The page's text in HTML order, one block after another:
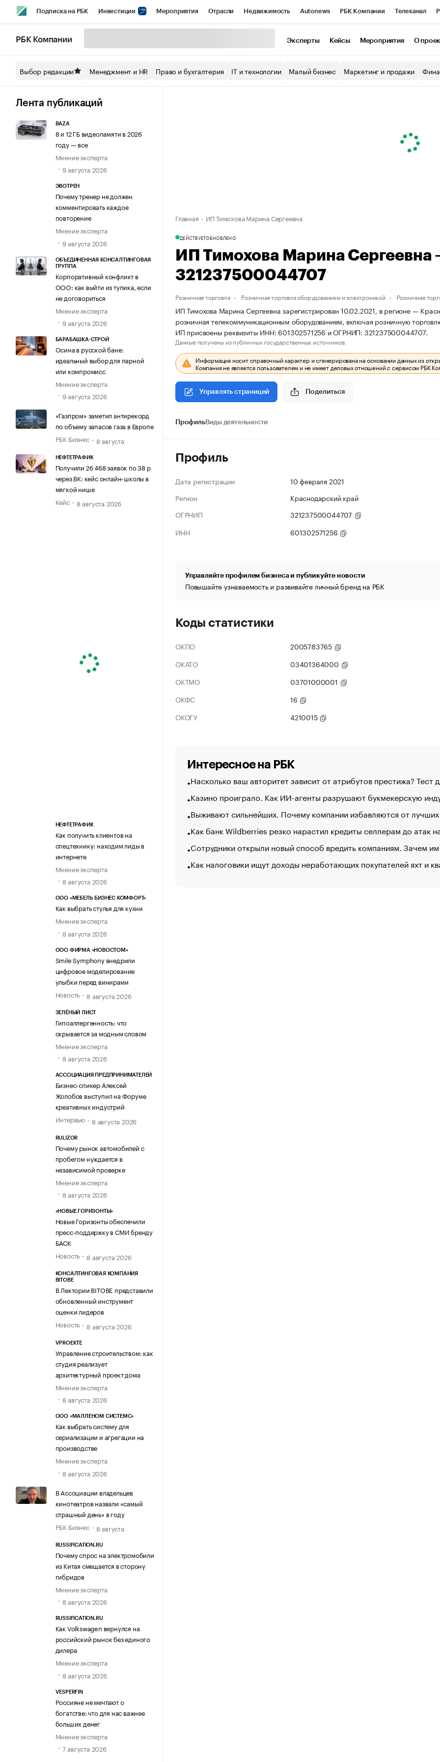
Подписка на РБК Инвестиции Мероприятия Отрасли Недвижимость Autonews РБК Компании Телеканал
Спецпроекты СПб Конференции СПб Спецпроекты Экономика Бизнес
Технологии и медиа
РБК Компании Эксперты Кейсы Мероприятия О
Выбор редакции Менеджмент и HR Право и бухгалтерия IT и технологии Малый бизнес Маркетинг и продажи
Лента публикаций
BAZA
8 и 12 ГБ видеопамяти в 2026
году — все
Мнение эксперта
9 августа 2026
ЭВОТРЕН
Почему тренер не должен
комментировать каждое
повторение
Мнение эксперта
9 августа 2026
ОБЪЕДИНЕННАЯ КОНСАЛТИНГОВАЯ
ГРУППА
Корпоративный конфликт в
ООО: как выйти из тупика, если
не договориться
Мнение эксперта
9 августа 2026
БАРАБАШКА-СТРОЙ
Осина в русской бане:
идеальный выбор для парной
или компромисс
Мнение эксперта
9 августа 2026
«Газпром» заметил антирекорд
по объему запасов газа в Европе
РБК Бизнес
8 августа
НЕФТЕТРАФИК
Получили 26 468 заявок по 38 р
через ВК: кейс онлайн-школы в
мягкой нише
Кейс
8 августа 2026
НЕФТЕТРАФИК
Как получить клиентов на
спецтехнику: находим лиды в
интернете
Мнение эксперта
8 августа 2026
ООО «МЕБЕЛЬ БИЗНЕС КОМФОРТ»
Как выбрать стулья для кухни
Мнение эксперта
8 августа 2026
ООО ФИРМА «НОВОСТОМ»
Smile Symphony внедрили
цифровое моделирование
улыбки перед винирами
Новость
8 августа 2026
ЗЕЛЁНЫЙ ЛИСТ
Гипоаллергенность: что
скрывается за модным словом
Мнение эксперта
8 августа 2026
АССОЦИАЦИЯ ПРЕДПРИНИМАТЕЛЕЙ
Бизнес-спикер Алексей
Жолобов выступил на Форуме
креативных индустрий
Интервью
8 августа 2026
RULIZOR
Почему рынок автомобилей с
пробегом нуждается в
независимой проверке
Мнение эксперта
8 августа 2026
«НОВЫЕ ГОРИЗОНТЫ»
Новые Горизонты обеспечили
пресс-поддержку в СМИ бренду
БАСК
Новость
8 августа 2026
КОНСАЛТИНГОВАЯ КОМПАНИЯ
BITOBE
В Лектории BITOBE представили
обновленный инструмент
оценки лидеров
Новость
8 августа 2026
VPROEKTE
Управление строительством: как
студия реализует
архитектурный проект дома
Мнение эксперта
8 августа 2026
ООО «МАЛЛЕНОМ СИСТЕМС»
Как выбрать систему для
сериализации и агрегации на
производстве
Мнение эксперта
8 августа 2026
В Ассоциации владельцев
кинотеатров назвали «самый
страшный день» в году
РБК Бизнес
8 августа
RUSSIFICATION.RU
Почему спрос на электромобили
из Китая смещается в сторону
гибридов
Мнение эксперта
8 августа 2026
RUSSIFICATION.RU
Как Volkswagen вернулся на
российский рынок без единого
дилера
Мнение эксперта
8 августа 2026
VESPERFIN
Россияне не мечтают о
богатстве: что для нас важнее
больших денег
Мнение эксперта
7 августа 2026
Главная ИП Тимохова Марина Сергеевна
ДЕЙСТВУЕТОБНОВЛЕНО
ИП Тимохова Марина
321237500044707
Розничная торговля Розничная торговля оборудованием и электроникой Розничная
ИП Тимохова Марина Сергеевна зарегистрирован 10.02.2021, в регионе —
розничная телекоммуникационным оборудованием, включая розничную
ИП присвоены реквизиты ИНН: 601302571256 и ОГРНИП: 321237500044707.
Данные получены из публичных государственных источников.
Информация носит справочный характер и сгенерирована на основании данных из
Компания не является пользователем и не имеет деловых отношений с сервисом РБК
Управлять страницей Поделиться
ПрофильВиды деятельности
Профиль
Дата регистрации
10 февраля 2021
Регион
Краснодарский край
ОГРНИП
321237500044707
ИНН
601302571256
Управляйте профилем бизнеса и публикуйте новости
Повышайте узнаваемость и развивайте личный бренд на РБК
Коды статистики
ОКПО
2005783765
ОКАТО
03401364000
ОКТМО
03701000001
ОКФС
16
ОКОГУ
4210015
Интересное на РБК
Насколько ваш авторитет зависит от атрибутов престижа? Тест
Казино проиграло. Как ИИ-агенты разрушают букмекерскую
Выживают сильнейших. Почему компании избавляются от лучших
Как банк Wildberries резко нарастил кредиты селлерам до атак
Сотрудники открыли новый способ вредить компаниям. Зачем
Как налоговики ищут доходы неработающих покупателей яхт и